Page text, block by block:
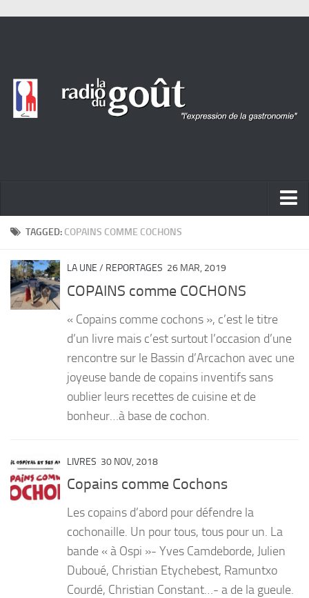
ACTUALITÉ
PORTRAITS
LIVRES
Entrées
TAGGED: COPAINS COMME COCHONS
LA UNE / REPORTAGES 26 MAR, 2019
COPAINS comme COCHONS
« Copains comme cochons », c’est le titre
d’un livre mais c’est surtout l’occasion d’une
rencontre sur le Bassin d’Arcachon avec une
joyeuse bande de copains inventifs sans
oublier leurs recettes de cuisine et de
bonheur…à base de cochon.
LIVRES 30 NOV, 2018
Copains comme Cochons
Les copains d’abord pour défendre la
cochonaille. Un pour tous, tous pour un. La
bande « à Ospi »- Yves Camdeborde, Julien
Duboué, Christian Etychebest, Ramuntxo
Courdé, Christian Constant…- a de la gueule.